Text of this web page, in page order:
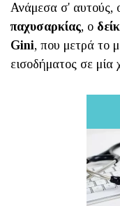
Ανάμεσα σ' αυτούς,
παχυσαρκίας, ο
Gini, που μετρά το
εισοδήματος σε μία